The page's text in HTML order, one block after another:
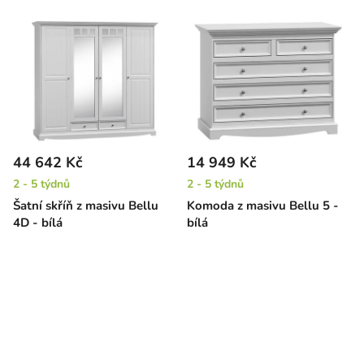
Šatní skříň z masivu Bellu
4D - bílá
44 642 Kč
2 - 5 týdnů
Komoda z masivu Bellu 5 -
bílá
14 949 Kč
2 - 5 týdnů